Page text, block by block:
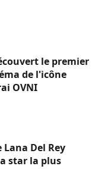
le premier
de l'icône
OVNI
Lana Del Rey
star la plus